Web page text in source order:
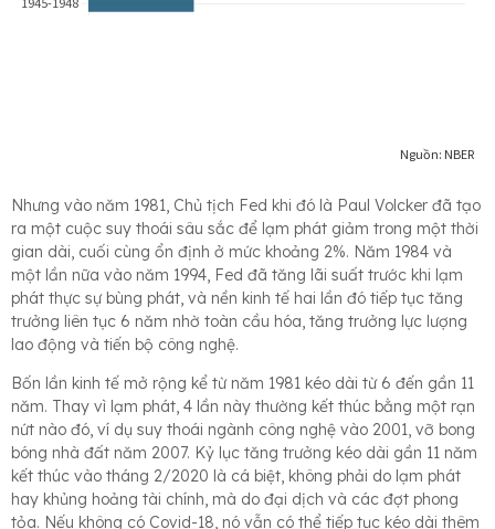
Nhưng vào năm 1981, Chủ tịch Fed khi đó là Paul Volcker đã tạo
ra một cuộc suy thoái sâu sắc để lạm phát giảm trong một thời
gian dài, cuối cùng ổn định ở mức khoảng 2%. Năm 1984 và
một lần nữa vào năm 1994, Fed đã tăng lãi suất trước khi lạm
phát thực sự bùng phát, và nền kinh tế hai lần đó tiếp tục tăng
trưởng liên tục 6 năm nhờ toàn cầu hóa, tăng trưởng lực lượng
lao động và tiến bộ công nghệ.
Bốn lần kinh tế mở rộng kể từ năm 1981 kéo dài từ 6 đến gần 11
năm. Thay vì lạm phát, 4 lần này thường kết thúc bằng một rạn
nứt nào đó, ví dụ suy thoái ngành công nghệ vào 2001, vỡ bong
bóng nhà đất năm 2007. Kỷ lục tăng trưởng kéo dài gần 11 năm
kết thúc vào tháng 2/2020 là cá biệt, không phải do lạm phát
hay khủng hoảng tài chính, mà do đại dịch và các đợt phong
tỏa. Nếu không có Covid-18, nó vẫn có thể tiếp tục kéo dài thêm